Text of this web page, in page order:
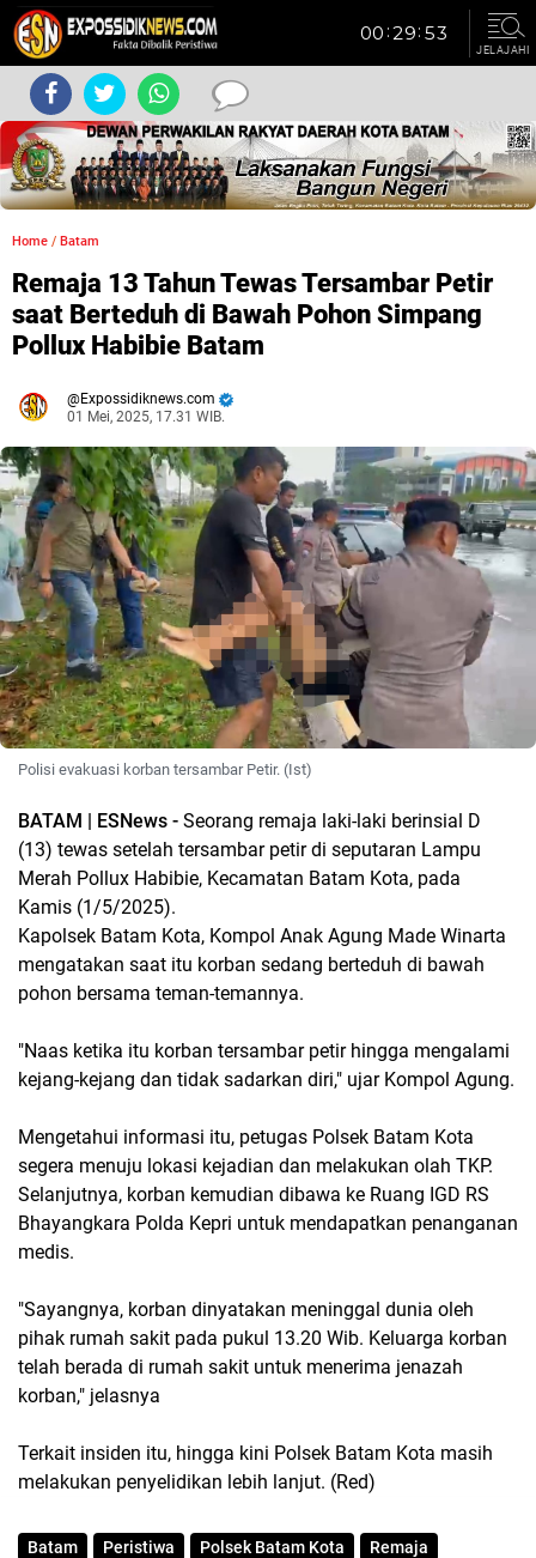
JELAJAHI
Home / Batam
Remaja 13 Tahun Tewas Tersambar Petir
saat Berteduh di Bawah Pohon Simpang
Pollux Habibie Batam
Expossidiknews.com
01 Mei, 2025, 17.31 WIB.
Polisi evakuasi korban tersambar Petir. (Ist)
BATAM | ESNews - Seorang remaja laki-laki berinsial D
(13) tewas setelah tersambar petir di seputaran Lampu
Merah Pollux Habibie, Kecamatan Batam Kota, pada
Kamis (1/5/2025).
Kapolsek Batam Kota, Kompol Anak Agung Made Winarta
mengatakan saat itu korban sedang berteduh di bawah
pohon bersama teman-temannya.
"Naas ketika itu korban tersambar petir hingga mengalami
kejang-kejang dan tidak sadarkan diri," ujar Kompol Agung.
Mengetahui informasi itu, petugas Polsek Batam Kota
segera menuju lokasi kejadian dan melakukan olah TKP.
Selanjutnya, korban kemudian dibawa ke Ruang IGD RS
Bhayangkara Polda Kepri untuk mendapatkan penanganan
medis.
"Sayangnya, korban dinyatakan meninggal dunia oleh
pihak rumah sakit pada pukul 13.20 Wib. Keluarga korban
telah berada di rumah sakit untuk menerima jenazah
korban," jelasnya
Terkait insiden itu, hingga kini Polsek Batam Kota masih
melakukan penyelidikan lebih lanjut. (Red)
Batam Peristiwa Polsek Batam Kota
Remaja